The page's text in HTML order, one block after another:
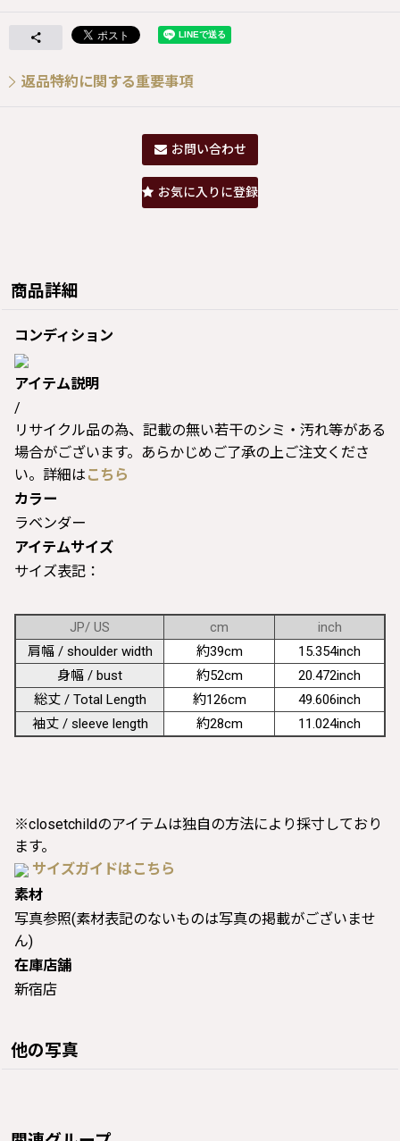
返品特約に関する重要事項
お問い合わせ
お気に入りに登録
商品詳細
コンディション
アイテム説明
/
リサイクル品の為、記載の無い若干のシミ・汚れ等がある
場合がございます。あらかじめご了承の上ご注文くださ
い。詳細は こちら
カラー
ラベンダー
アイテムサイズ
サイズ表記：
JP/ US cm
inch
肩幅 / shoulder width
約39cm
15.354inch
身幅 / bust
約52cm
20.472inch
総丈 / Total Length
約126cm
49.606inch
袖丈 / sleeve length
約28cm 11.024inch
※closetchildのアイテムは独自の方法により採寸しており
ます。
サイズガイドはこちら
素材
写真参照(素材表記のないものは写真の掲載がございませ
ん)
在庫店舗
新宿店
他の写真